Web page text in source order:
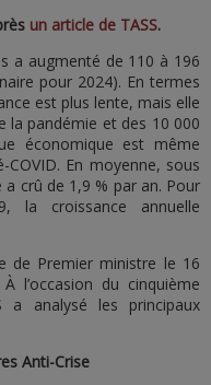
un article de TASS.
a augmenté de 110 à 196
pour 2024). En termes
est plus lente, mais elle
la pandémie et des 10 000
économique est même
En moyenne, sous
crû de 1,9 % par an. Pour
la croissance annuelle
de Premier ministre le 16
l’occasion du cinquième
a analysé les principaux
Anti-Crise